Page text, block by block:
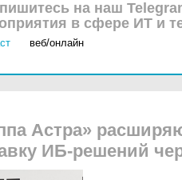
на наш
в сфере ИТ и
веб/онлайн
Астра»
ИБ-решений